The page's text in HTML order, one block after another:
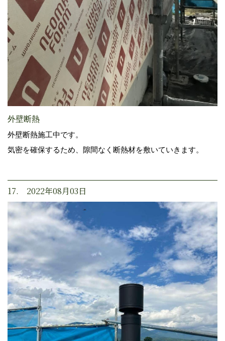
外壁断熱
外壁断熱施工中です。
気密を確保するため、隙間なく断熱材を敷いていきます。
17. 2022年08月03日